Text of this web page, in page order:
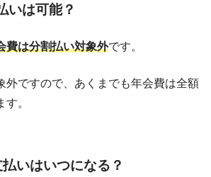
いは可能？
費は分割払い対象外です。
外ですので、あくまでも年会費は全額
。
いはいつになる？